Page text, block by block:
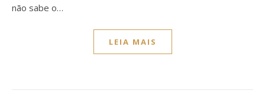
não sabe o…
LEIA MAIS